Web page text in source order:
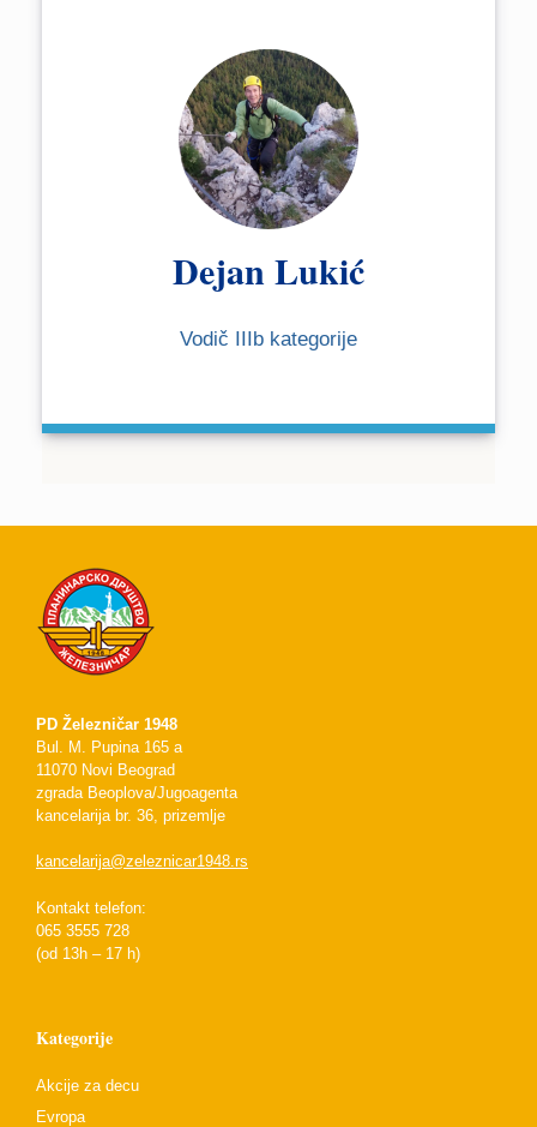
Dejan Lukić
Vodič IIIb kategorije
PD Železničar 1948
Bul. M. Pupina 165 a
11070 Novi Beograd
zgrada Beoplova/Jugoagenta
kancelarija br. 36, prizemlje
kancelarija@zeleznicar1948.rs
Kontakt telefon:
065 3555 728
(od 13h – 17 h)
Kategorije
Akcije za decu
Evropa